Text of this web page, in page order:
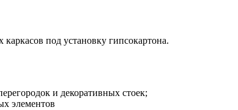
под установку гипсокартона.
и декоративных стоек;
элементов